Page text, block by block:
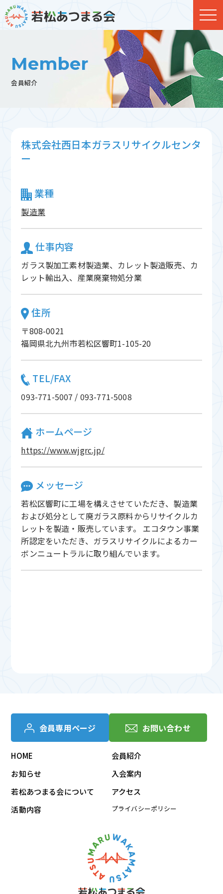
Member
会員紹介
株式会社西日本ガラスリサイクルセンタ
ー
業種
製造業
仕事内容
ガラス製加工素材製造業、カレット製造販売、カ
レット輸出入、産業廃棄物処分業
住所
〒808-0021
福岡県北九州市若松区響町1-105-20
TEL/FAX
093-771-5007 / 093-771-5008
ホームページ
https://www.wjgrc.jp/
メッセージ
若松区響町に工場を構えさせていただき、製造業
および処分として廃ガラス原料からリサイクルカ
レットを製造・販売しています。 エコタウン事業
所認定をいただき、ガラスリサイクルによるカー
ボンニュートラルに取り組んでいます。
会員専用ページ お問い合わせ
HOME
お知らせ
若松あつまる会について
活動内容
会員紹介
入会案内
アクセス
プライバシーポリシー